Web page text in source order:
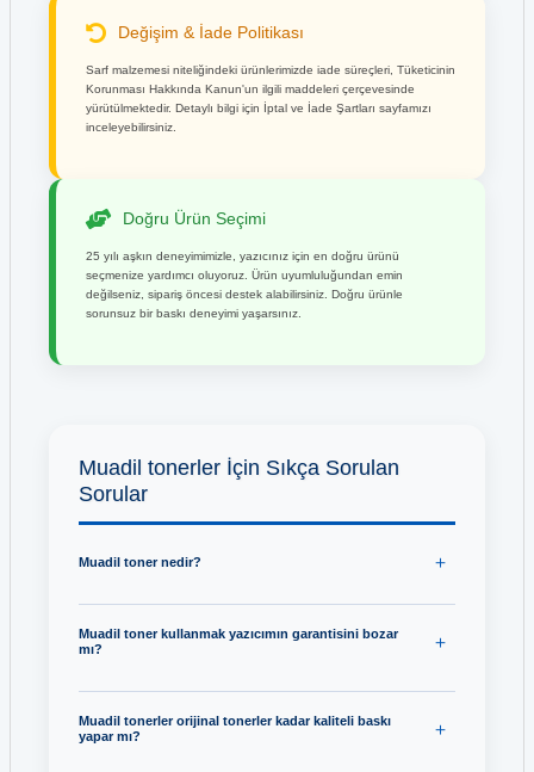
Değişim & İade Politikası
Sarf malzemesi niteliğindeki ürünlerimizde iade süreçleri, Tüketicinin
Korunması Hakkında Kanun'un ilgili maddeleri çerçevesinde
yürütülmektedir. Detaylı bilgi için İptal ve İade Şartları sayfamızı
inceleyebilirsiniz.
Doğru Ürün Seçimi
25 yılı aşkın deneyimimizle, yazıcınız için en doğru ürünü
seçmenize yardımcı oluyoruz. Ürün uyumluluğundan emin
değilseniz, sipariş öncesi destek alabilirsiniz. Doğru ürünle
sorunsuz bir baskı deneyimi yaşarsınız.
Muadil tonerler İçin Sıkça Sorulan
Sorular
Muadil toner nedir?
Muadil toner kullanmak yazıcımın garantisini bozar
mı?
Muadil tonerler orijinal tonerler kadar kaliteli baskı
yapar mı?